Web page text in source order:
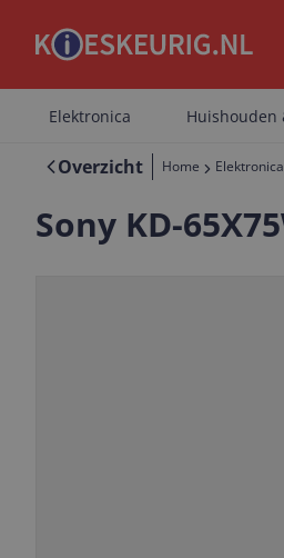
Elektronica Huishouden
Overzicht Home Elektronica
Sony KD-